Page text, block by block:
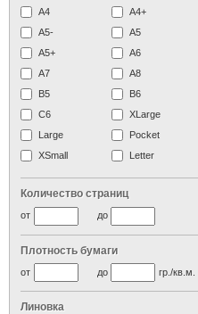
А4
A4+
А5-
А5
A5+
А6
А7
A8
B5
B6
C6
XLarge
Large
Pocket
XSmall
Letter
Количество страниц
до
от
Плотность бумаги
до
от гр./кв.м.
Линовка